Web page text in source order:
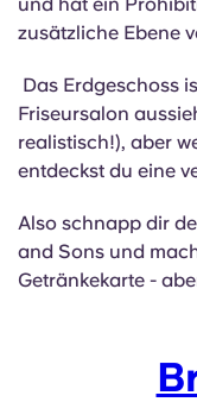
zusätzliche Ebene
Das Erdgeschoss
Friseursalon
realistisch!), aber
entdeckst du eine
Also schnapp dir
and Sons und
Getränkekarte -